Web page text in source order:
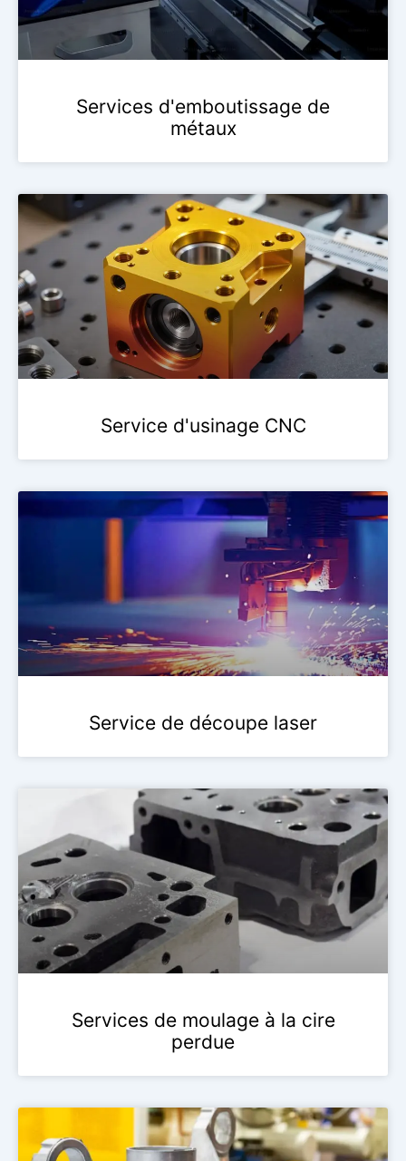
Services d'emboutissage de
métaux
Service d'usinage CNC
Service de découpe laser
Services de moulage à la cire
perdue